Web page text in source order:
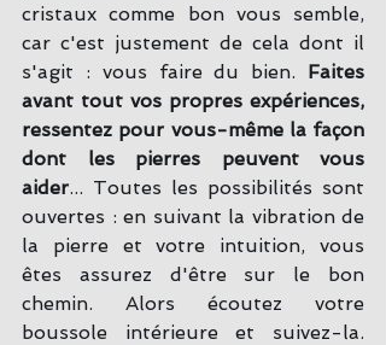
cristaux comme bon vous semble,
car c'est justement de cela dont il
s'agit : vous faire du bien. Faites
avant tout vos propres expériences,
ressentez pour vous-même la façon
dont les pierres peuvent vous
aider... Toutes les possibilités sont
ouvertes : en suivant la vibration de
la pierre et votre intuition, vous
êtes assurez d'être sur le bon
chemin. Alors écoutez votre
boussole intérieure et suivez-la.